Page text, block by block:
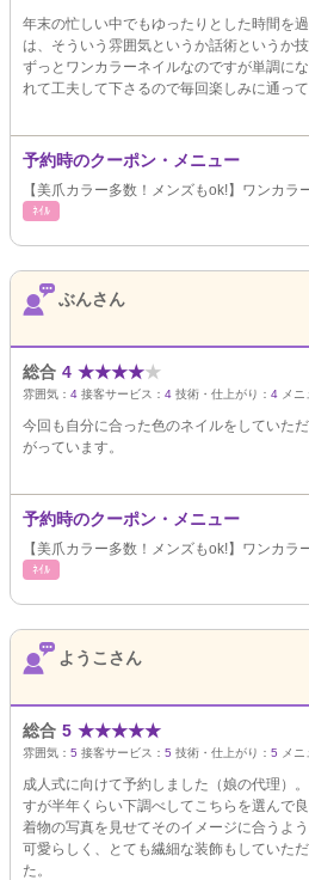
年末の忙しい中でもゆったりとした時間を
は、そういう雰囲気というか話術というか
ずっとワンカラーネイルなのですが単調に
れて工夫して下さるので毎回楽しみに通って
予約時のクーポン・メニュー
【美爪カラー多数！メンズもok!】ワンカ
ﾈｲﾙ
ぶんさん
総合 4 ★★★★★
雰囲気： 4 接客サービス： 4 技術・仕上がり： 4 メニ
今回も自分に合った色のネイルをしていた
がっています。
予約時のクーポン・メニュー
【美爪カラー多数！メンズもok!】ワンカ
ﾈｲﾙ
ようこさん
総合 5 ★★★★★
雰囲気： 5 接客サービス： 5 技術・仕上がり： 5 メニ
成人式に向けて予約しました（娘の代理）
すが半年くらい下調べしてこちらを選んで良
着物の写真を見せてそのイメージに合うよ
可愛らしく、とても繊細な装飾もしていた
た。